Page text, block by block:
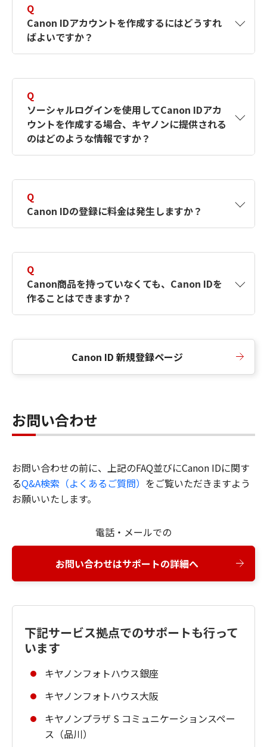
Q
Canon IDアカウントを作成するにはどうすれ
ばよいですか？
す。詳しい作成方法は【カメラ】Canon IDとは
何ですか？Canon IDの作成方法は？をご確認く
ださい。
Q
ソーシャルログインを使用してCanon IDアカ
ウントを作成する場合、キヤノンに提供される
のはどのような情報ですか？
択したサービスから取得します。アカウントを
簡単に作成できるように、この情報を使用して
Canon IDの登録フォームを入力します。
Q
Canon IDの登録に料金は発生しますか？
Q
Canon商品を持っていなくても、Canon IDを
作ることはできますか？
Canon ID 新規登録ページ
お問い合わせ
お問い合わせの前に、上記のFAQ並びにCanon IDに関す
るQ&A検索（よくあるご質問） をご覧いただきますよう
お願いいたします。
電話・メールでの
お問い合わせはサポートの詳細へ
下記サービス拠点でのサポートも行って
います
キヤノンフォトハウス銀座
キヤノンフォトハウス大阪
キヤノンプラザ S コミュニケーションスペー
ス（品川）